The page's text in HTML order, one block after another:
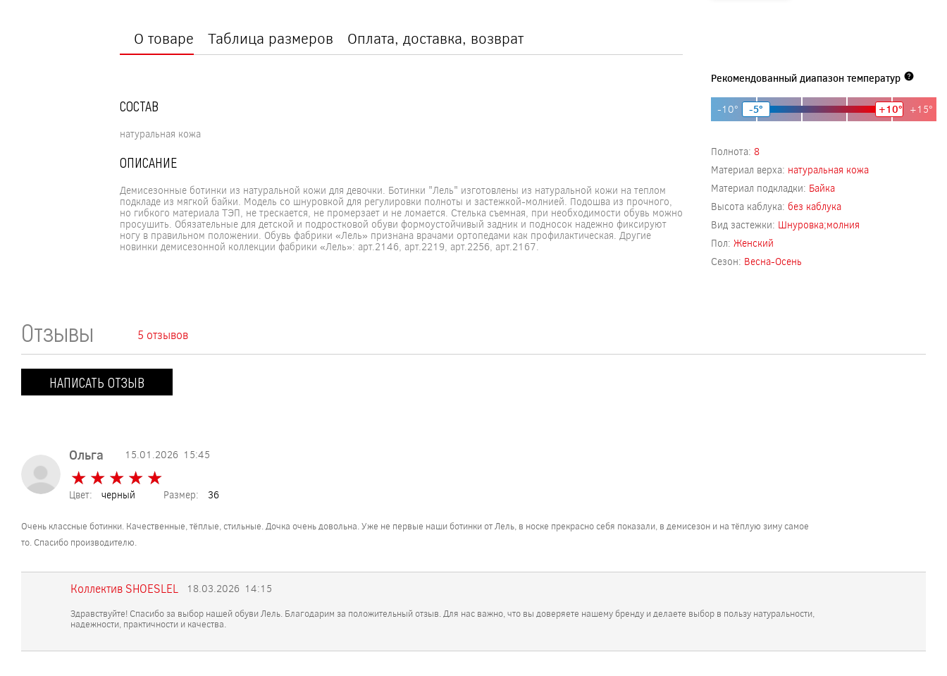
О товаре Таблица размеров Оплата, доставка, возврат
СОСТАВ
натуральная кожа
ОПИСАНИЕ
Демисезонные ботинки из натуральной кожи для девочки. Ботинки "Лель" изготовлены из натуральной кожи на теплом
подкладе из мягкой байки. Модель со шнуровкой для регулировки полноты и застежкой-молнией. Подошва из прочного,
но гибкого материала ТЭП, не трескается, не промерзает и не ломается. Стелька съемная, при необходимости обувь можно
просушить. Обязательные для детской и подростковой обуви формоустойчивый задник и подносок надежно фиксируют
ногу в правильном положении. Обувь фабрики «Лель» признана врачами ортопедами как профилактическая. Другие
новинки демисезонной коллекции фабрики «Лель»: арт.2146, арт.2219, арт.2256, арт.2167.
Рекомендованный диапазон температур
-10° -5° +10° +15°
Полнота: 8
Материал верха: натуральная кожа
Материал подкладки: Байка
Высота каблука: без каблука
Вид застежки: Шнуровка;молния
Пол: Женский
Сезон: Весна-Осень
Отзывы 5 отзывов
НАПИСАТЬ ОТЗЫВ
Ольга 15.01.2026 15:45
★ ★ ★ ★ ★
★ ★ ★ ★ ★
Цвет: черный Размер: 36
Очень классные ботинки. Качественные, тёплые, стильные. Дочка очень довольна. Уже не первые наши ботинки от Лель, в носке прекрасно себя показали, в демисезон и на тёплую зиму самое
то. Спасибо производителю.
Коллектив SHOESLEL 18.03.2026 14:15
Здравствуйте! Спасибо за выбор нашей обуви Лель. Благодарим за положительный отзыв. Для нас важно, что вы доверяете нашему бренду и делаете выбор в пользу натуральности,
надежности, практичности и качества.